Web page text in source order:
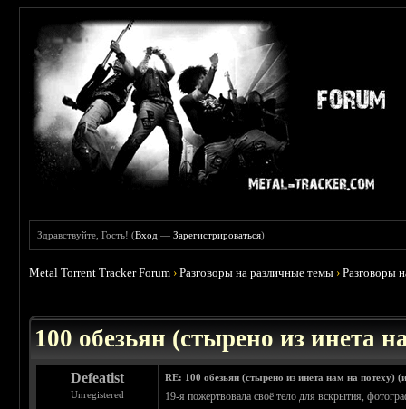
Здравствуйте, Гость! (Вход —Зарегистрироваться)
Metal Torrent Tracker Forum ›Разговоры на различные темы ›Разговоры
100 обезьян (стырено из инета
Defeatist
Unregistered
RE: 100 обезьян (стырено из инета нам на потеху)
19-я пожертвовала своё тело для вскрытия,